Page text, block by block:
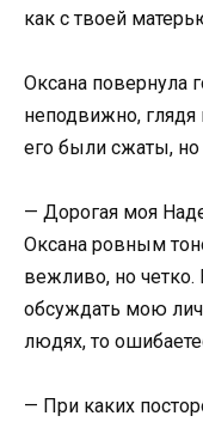
как с твоей
Оксана повернула
неподвижно, глядя
его были сжаты, но
— Дорогая моя
Оксана ровным
вежливо, но четко.
обсуждать мою
людях, то
— При каких